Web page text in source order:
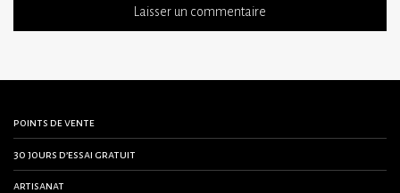
points de vente
30 jours d’essai gratuit
artisanat